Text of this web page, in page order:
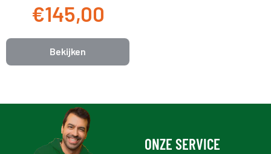
€145,00
Bekijken
ONZE SERVICE